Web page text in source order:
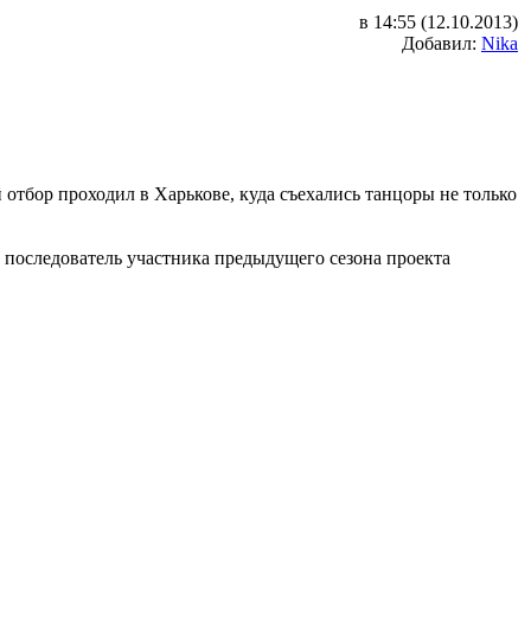
в 14:55 (12.10.2013)
Добавил: Nika
проходил в Харькове, куда съехались танцоры не только
участника предыдущего сезона проекта